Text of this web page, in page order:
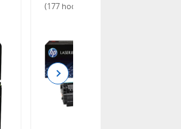
(177 hodnocení)
Next